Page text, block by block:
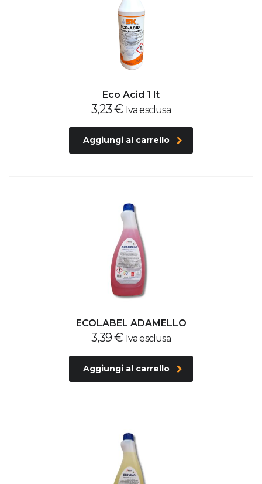
Eco Acid 1 lt
3,23€ Iva esclusa
Aggiungi al carrello
ECOLABEL ADAMELLO
3,39€ Iva esclusa
Aggiungi al carrello